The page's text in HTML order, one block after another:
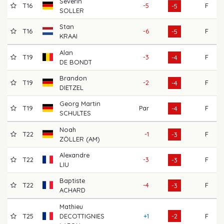
T16
SOLLER
-5 -5 F
T16
Stan
KRAAI
-6 -5 F
T19
Alan
DE BONDT
-3 -4 F
T19
Brandon
DIETZEL
-2 -4 F
T19
Georg Martin
SCHULTES
Par -4 F
T22
Noah
ZÖLLER (AM)
-1 -3 F
T22
Alexandre
LIU
-3 -3 F
T22
Baptiste
ACHARD
-4 -3 F
T25
Mathieu
DECOTTIGNIES
+1 -2 F